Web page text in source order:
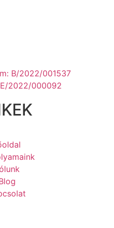
B/2022/001537
2022/000092